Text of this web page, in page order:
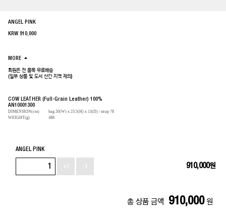
ANGEL PINK
KRW 910,000
MORE
회원은 전 품목 무료배송
(일부 상품 및 도서 산간 지역 제외)
COW LEATHER (Full-Grain Leather) 100%
AN10001300
DIMENSION(cm)
bag 20(W) x 23.5(H) x 13(D) / strap 78
WEIGHT(g)
488
ANGEL PINK
+1 -1 910,000원
총 상품 금액 910,000 원